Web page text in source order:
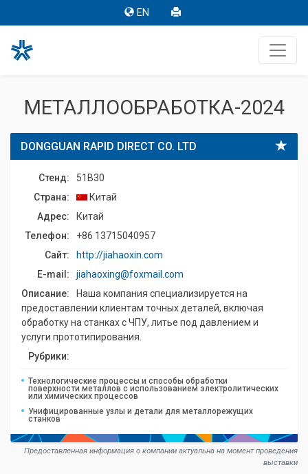
EN
МЕТАЛЛООБРАБОТКА-2024
DONGGUAN RAPID DIRECT CO. LTD
Стенд:
51B30
Страна:
Китай
Адрес:
Китай
Телефон:
+86 13715040957
Сайт:
http://jiahaoxin.com
E-mail:
jiahaoxing@foxmail.com
Описание:
Наша компания специализируется на
предоставлении клиентам точных деталей, включая
обработку на станках с ЧПУ, литье под давлением и
услуги прототипирования.
Рубрики:
Технологические процессы и способы обработки
поверхности металлов с использованием электролитических
или химических процессов
Унифицированные узлы и детали для металлорежущих
станков
Предоставленная информация о компании актуальна на момент проведения
выставки